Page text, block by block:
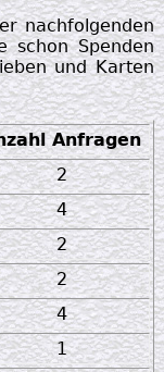
nachfolgenden
schon Spenden
und Karten
Anfragen
2
4
2
2
4
1